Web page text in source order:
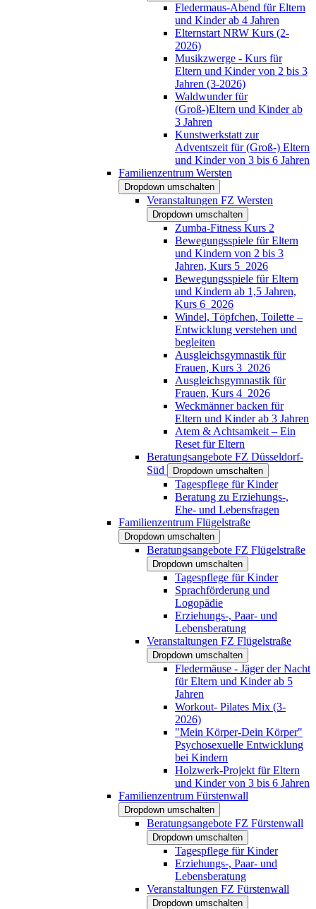
Fledermaus-Abend für Eltern
und Kinder ab 4 Jahren
Elternstart NRW Kurs (2-
2026)
Musikzwerge - Kurs für
Eltern und Kinder von 2 bis 3
Jahren (3-2026)
Waldwunder für
(Groß-)Eltern und Kinder ab
3 Jahren
Kunstwerkstatt zur
Adventszeit für (Groß-) Eltern
und Kinder von 3 bis 6 Jahren
Familienzentrum Wersten
Dropdown umschalten
Veranstaltungen FZ Wersten
Dropdown umschalten
Zumba-Fitness Kurs 2
Bewegungsspiele für Eltern
und Kindern von 2 bis 3
Jahren, Kurs 5_2026
Bewegungsspiele für Eltern
und Kindern ab 1,5 Jahren,
Kurs 6_2026
Windel, Töpfchen, Toilette –
Entwicklung verstehen und
begleiten
Ausgleichsgymnastik für
Frauen, Kurs 3_2026
Ausgleichsgymnastik für
Frauen, Kurs 4_2026
Weckmänner backen für
Eltern und Kinder ab 3 Jahren
Atem & Achtsamkeit – Ein
Reset für Eltern
Beratungsangebote FZ Düsseldorf-
Süd
Dropdown umschalten
Tagespflege für Kinder
Beratung zu Erziehungs-,
Ehe- und Lebensfragen
Familienzentrum Flügelstraße
Dropdown umschalten
Beratungsangebote FZ Flügelstraße
Dropdown umschalten
Tagespflege für Kinder
Sprachförderung und
Logopädie
Erziehungs-, Paar- und
Lebensberatung
Veranstaltungen FZ Flügelstraße
Dropdown umschalten
Fledermäuse - Jäger der Nacht
für Eltern und Kinder ab 5
Jahren
Workout- Pilates Mix (3-
2026)
"Mein Körper-Dein Körper"
Psychosexuelle Entwicklung
bei Kindern
Holzwerk-Projekt für Eltern
und Kinder von 3 bis 6 Jahren
Familienzentrum Fürstenwall
Dropdown umschalten
Beratungsangebote FZ Fürstenwall
Dropdown umschalten
Tagespflege für Kinder
Erziehungs-, Paar- und
Lebensberatung
Veranstaltungen FZ Fürstenwall
Dropdown umschalten